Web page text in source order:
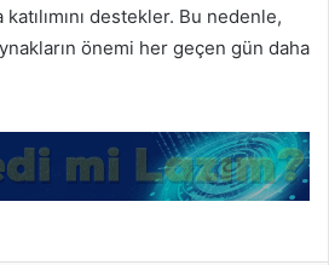
destekler. Bu nedenle,
önemi her geçen gün daha